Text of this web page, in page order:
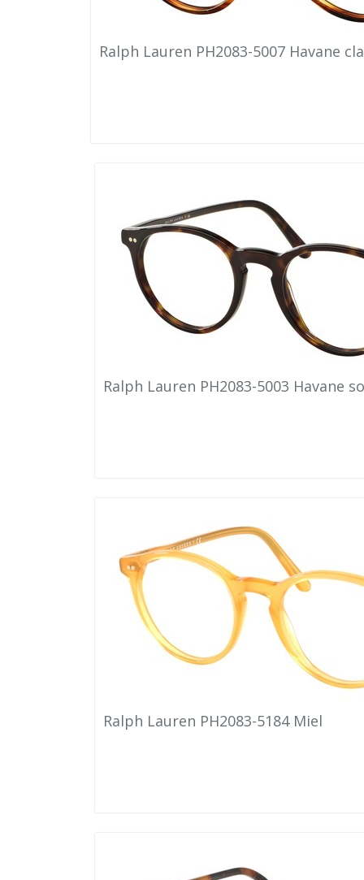
Ralph Lauren PH2083-5007 Havane
Ralph Lauren PH2083-5003 Havane
Ralph Lauren PH2083-5184 Miel